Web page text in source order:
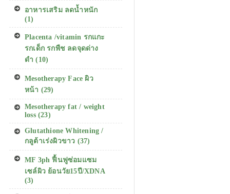
อาหารเสริม ลดน้ำหนัก
(1)
Placenta /vitamin รกแกะ
รกเด็ก รกพืช ลดจุดด่าง
ดำ (10)
Mesotherapy Face ผิว
หน้า (29)
Mesotherapy fat / weight
loss (23)
Glutathione Whitening /
กลูต้าเร่งผิวขาว (37)
MF 3ph ฟื้นฟูซ่อมแซม
เซล์ผิว ย้อนวัย15ปี/XDNA
(3)